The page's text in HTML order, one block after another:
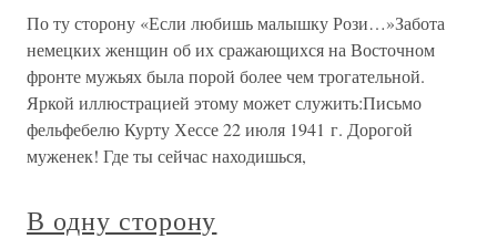
По ту сторону «Если любишь малышку Рози…»Забота
немецких женщин об их сражающихся на Восточном
фронте мужьях была порой более чем трогательной.
Яркой иллюстрацией этому может служить:Письмо
фельфебелю Курту Хессе 22 июля 1941 г. Дорогой
муженек! Где ты сейчас находишься,
В одну сторону